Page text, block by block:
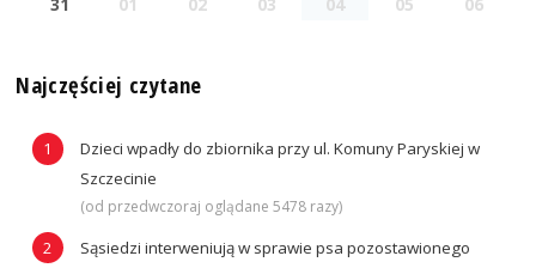
Najczęściej czytane
Dzieci wpadły do zbiornika przy ul. Komuny Paryskiej w
Szczecinie
(od przedwczoraj oglądane 5478 razy)
Sąsiedzi interweniują w sprawie psa pozostawionego